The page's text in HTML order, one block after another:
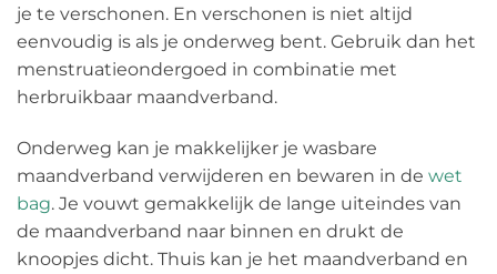
je te verschonen. En verschonen is niet altijd
eenvoudig is als je onderweg bent. Gebruik dan het
menstruatieondergoed in combinatie met
herbruikbaar maandverband.
Onderweg kan je makkelijker je wasbare
maandverband verwijderen en bewaren in de wet
bag. Je vouwt gemakkelijk de lange uiteindes van
de maandverband naar binnen en drukt de
knoopjes dicht. Thuis kan je het maandverband en